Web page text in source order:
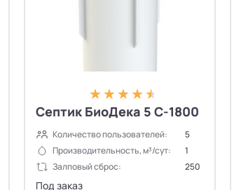
Септик БиоДека 5 C-1800
Количество пользователей:
5
Производительность, м³/сут:
1
Залповый сброс:
250
Под заказ